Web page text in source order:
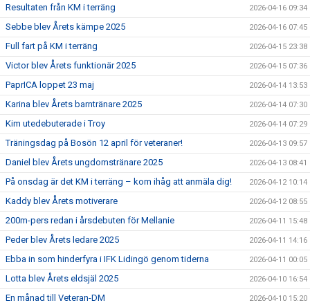
Resultaten från KM i terräng 2026-04-16 09:34
Sebbe blev Årets kämpe 2025 2026-04-16 07:45
Full fart på KM i terräng 2026-04-15 23:38
Victor blev Årets funktionär 2025 2026-04-15 07:36
PaprICA loppet 23 maj 2026-04-14 13:53
Karina blev Årets barntränare 2025 2026-04-14 07:30
Kim utedebuterade i Troy 2026-04-14 07:29
Träningsdag på Bosön 12 april för veteraner! 2026-04-13 09:57
Daniel blev Årets ungdomstränare 2025 2026-04-13 08:41
På onsdag är det KM i terräng – kom ihåg att anmäla dig! 2026-04-12 10:14
Kaddy blev Årets motiverare 2026-04-12 08:55
200m-pers redan i årsdebuten för Mellanie 2026-04-11 15:48
Peder blev Årets ledare 2025 2026-04-11 14:16
Ebba in som hinderfyra i IFK Lidingö genom tiderna 2026-04-11 00:05
Lotta blev Årets eldsjäl 2025 2026-04-10 16:54
En månad till Veteran-DM 2026-04-10 15:20